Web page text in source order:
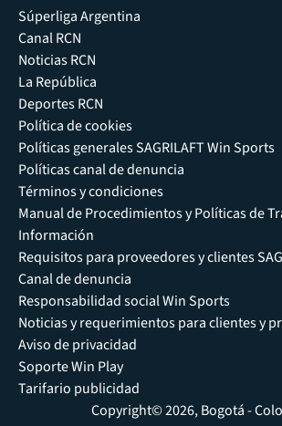
Súperliga Argentina
Canal RCN
Noticias RCN
La República
Deportes RCN
Política de cookies
Políticas generales SAGRILAFT Win Sports
Políticas canal de denuncia
Términos y condiciones
Manual de Procedimientos y Políticas de
Información
Requisitos para proveedores y clientes
Canal de denuncia
Responsabilidad social Win Sports
Noticias y requerimientos para clientes y
Aviso de privacidad
Soporte Win Play
Tarifario publicidad
Copyright© 2026, Bogotá -